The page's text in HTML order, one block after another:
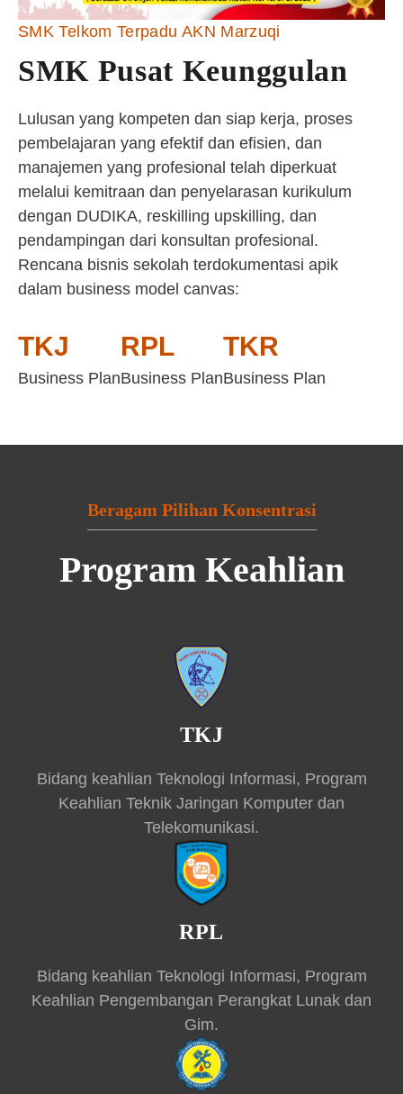
SMK Telkom Terpadu AKN Marzuqi
SMK Pusat Keunggulan
Lulusan yang kompeten dan siap kerja, proses
pembelajaran yang efektif dan efisien, dan
manajemen yang profesional telah diperkuat
melalui kemitraan dan penyelarasan kurikulum
dengan DUDIKA, reskilling upskilling, dan
pendampingan dari konsultan profesional.
Rencana bisnis sekolah terdokumentasi apik
dalam business model canvas:
TKJ
Business Plan
RPL
Business Plan
TKR
Business Plan
Beragam Pilihan Konsentrasi
Program Keahlian
TKJ
Bidang keahlian Teknologi Informasi, Program
Keahlian Teknik Jaringan Komputer dan
Telekomunikasi.
RPL
Bidang keahlian Teknologi Informasi, Program
Keahlian Pengembangan Perangkat Lunak dan
Gim.